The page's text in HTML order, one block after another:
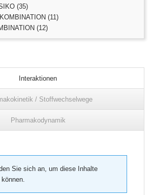
(35)
(11)
(12)
Interaktionen
/ Stoffwechselwege
Pharmakodynamik
Sie sich an, um diese Inhalte